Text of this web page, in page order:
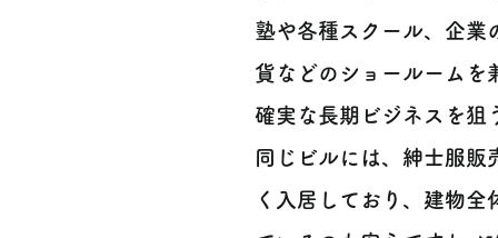
塾や各種スクール、企業
貨などのショールームを
確実な長期ビジネスを狙
同じビルには、紳士服販
く入居しており、建物